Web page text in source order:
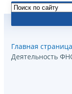
Главная страница
Деятельность